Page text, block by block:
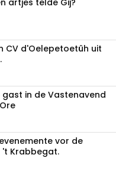
artjes telde Gij?
CV d'Oelepetoetûh uit
gast in de Vastenavend
vor de
Krabbegat.